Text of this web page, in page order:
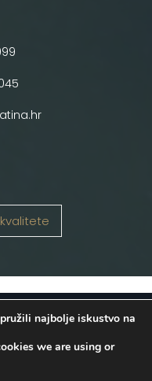
. Configured
pridržana.
najbolje iskustvo na
we are using or